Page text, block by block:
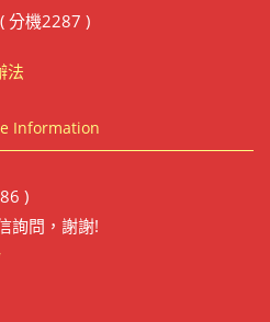
分機2287 )
法
Information
)
詢問，謝謝!